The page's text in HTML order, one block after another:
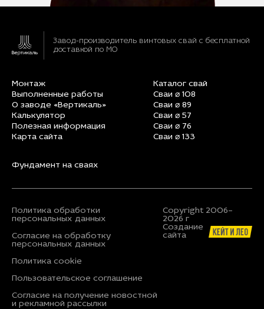
Завод-производитель винтовых свайс бесплатной
доставкой по МО
Каталог свай
Сваи ⌀ 108
Сваи ⌀ 89
Сваи ⌀ 57
Сваи ⌀ 76
Сваи ⌀ 133
Фундамент на сваях
Монтаж
Выполненные работы
О заводе «Вертикаль»
Калькулятор
Полезная информация
Карта сайта
Политика обработки
персональных данных
Согласие на обработку
персональных данных
Политика cookie
Пользовательское соглашение
Согласие на получение новостной
и рекламной рассылки
Copyright 2006–
2026 г
Создание
сайта